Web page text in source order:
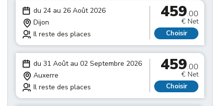
du 24 au 26 Août 2026
Dijon
Il reste des places
459.00
€ Net
Choisir
du 31 Août au 02 Septembre 2026
Auxerre
Il reste des places
459.00
€ Net
Choisir